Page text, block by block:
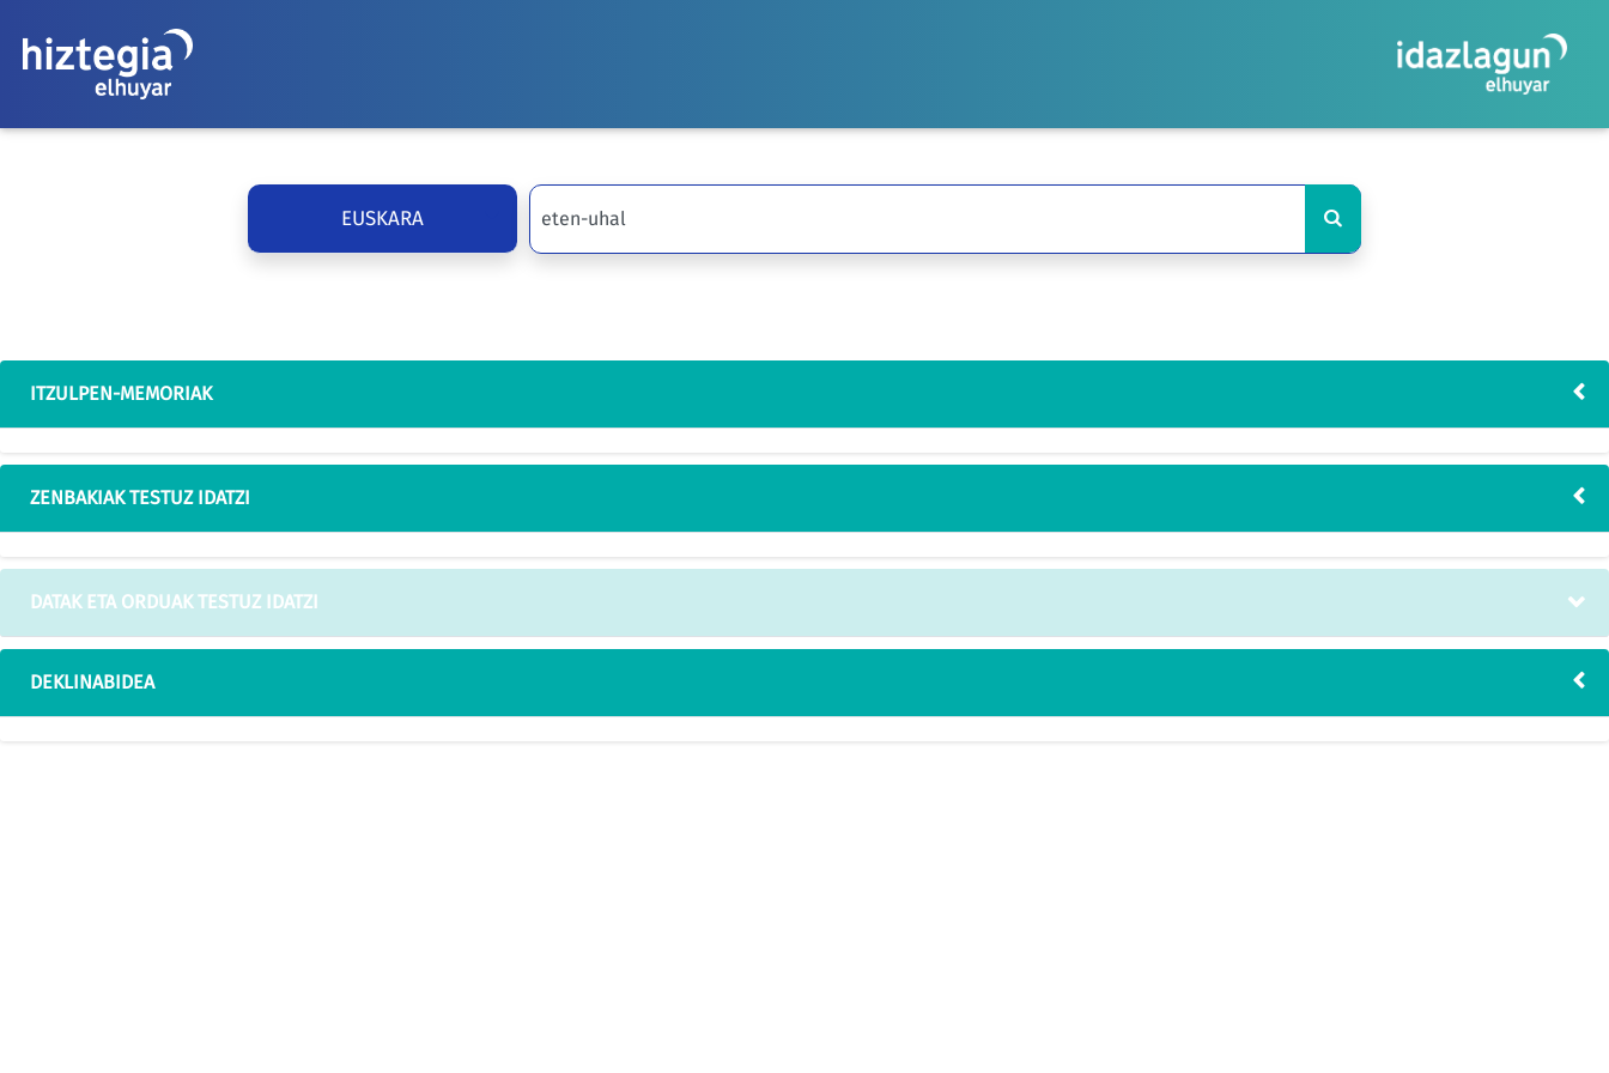
EUSKARA
ITZULPEN-MEMORIAK
ZENBAKIAK TESTUZ IDATZI
DATAK ETA ORDUAK TESTUZ IDATZI
DEKLINABIDEA